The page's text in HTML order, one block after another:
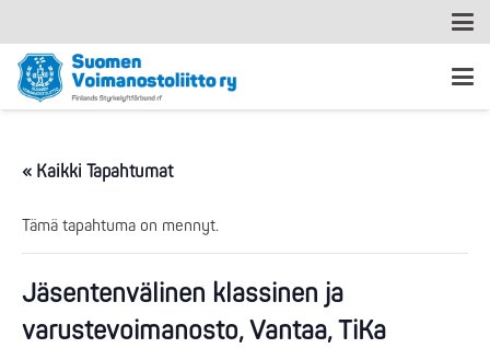
« Kaikki Tapahtumat
Tämä tapahtuma on mennyt.
Jäsentenvälinen klassinen ja
varustevoimanosto, Vantaa, TiKa